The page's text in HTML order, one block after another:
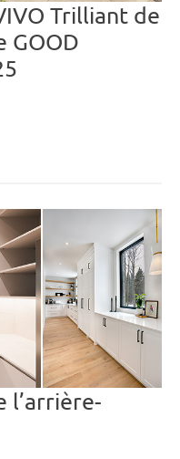
Trilliant de
GOOD
l’arrière-